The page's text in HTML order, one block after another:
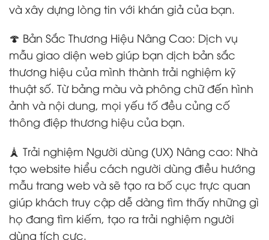
và xây dựng lòng tin với khán giả của bạn.
🍄 Bản Sắc Thương Hiệu Nâng Cao: Dịch vụ
mẫu giao diện web giúp bạn dịch bản sắc
thương hiệu của mình thành trải nghiệm kỹ
thuật số. Từ bảng màu và phông chữ đến hình
ảnh và nội dung, mọi yếu tố đều củng cố
thông điệp thương hiệu của bạn.
🗼 Trải nghiệm Người dùng (UX) Nâng cao: Nhà
tạo website hiểu cách người dùng điều hướng
mẫu trang web và sẽ tạo ra bố cục trực quan
giúp khách truy cập dễ dàng tìm thấy những gì
họ đang tìm kiếm, tạo ra trải nghiệm người
dùng tích cực.